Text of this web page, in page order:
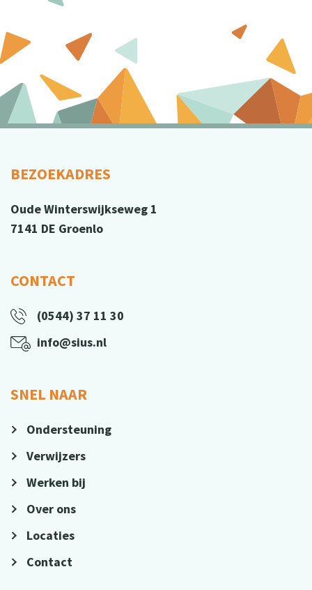
BEZOEKADRES
Oude Winterswijkseweg 1
7141 DE Groenlo
CONTACT
(0544) 37 11 30
info@sius.nl
SNEL NAAR
Ondersteuning
Verwijzers
Werken bij
Over ons
Locaties
Contact